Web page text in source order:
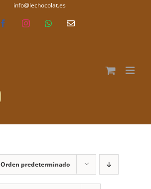
info@lechocolat.es
FacebookInstagramWhatsAppCorreo
Orden predeterminado